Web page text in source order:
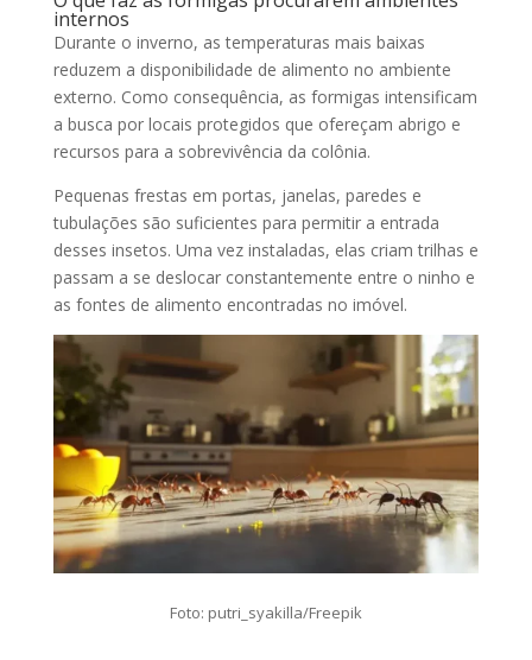
internos
Durante o inverno, as temperaturas mais baixas
reduzem a disponibilidade de alimento no ambiente
externo. Como consequência, as formigas intensificam
a busca por locais protegidos que ofereçam abrigo e
recursos para a sobrevivência da colônia.
Pequenas frestas em portas, janelas, paredes e
tubulações são suficientes para permitir a entrada
desses insetos. Uma vez instaladas, elas criam trilhas e
passam a se deslocar constantemente entre o ninho e
as fontes de alimento encontradas no imóvel.
Foto: putri_syakilla/Freepik